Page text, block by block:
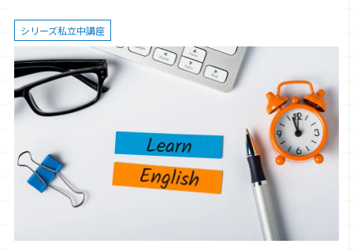
シリーズ私立中講座